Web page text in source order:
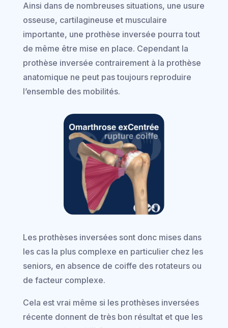
Ainsi dans de nombreuses situations, une usure
osseuse, cartilagineuse et musculaire
importante, une prothèse inversée pourra tout
de même être mise en place. Cependant la
prothèse inversée contrairement à la prothèse
anatomique ne peut pas toujours reproduire
l’ensemble des mobilités.
Les prothèses inversées sont donc mises dans
les cas la plus complexe en particulier chez les
seniors, en absence de coiffe des rotateurs ou
de facteur complexe.
Cela est vrai même si les prothèses inversées
récente donnent de très bon résultat et que les